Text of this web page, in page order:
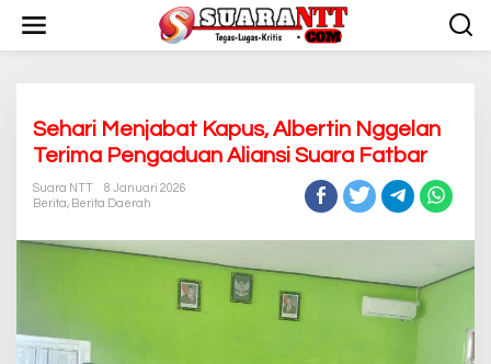
w
Sehari Menjabat Kapus, Albertin Nggelan
Terima Pengaduan Aliansi Suara Fatbar
Suara NTT
8 Januari 2026
Berita, Berita Daerah